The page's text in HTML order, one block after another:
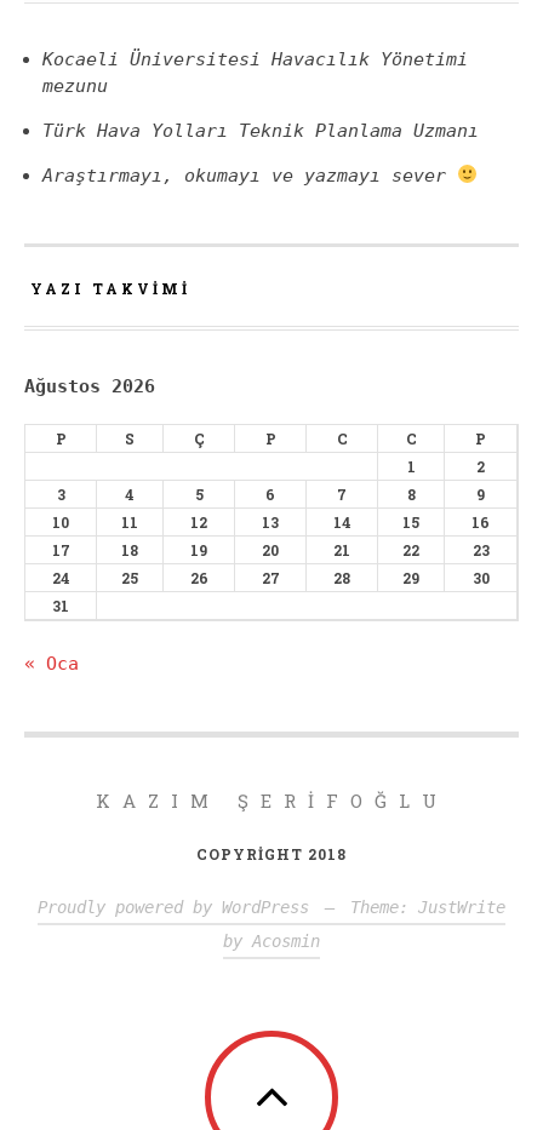
Kocaeli Üniversitesi Havacılık Yönetimi
mezunu
Türk Hava Yolları Teknik Planlama Uzmanı
Araştırmayı, okumayı ve yazmayı sever
YAZI TAKVIMI
Ağustos 2026
P S Ç P C C
P
1
2
3
4 5 6 7 8
9
10
11 12 13 14 15
16
17
18 19 20 21 22
23
24
25 26 27 28 29
30
31
« Oca
KAZIM ŞERIFOĞLU
COPYRIGHT 2018
Proudly powered by WordPress —
Theme: JustWrite
by Acosmin